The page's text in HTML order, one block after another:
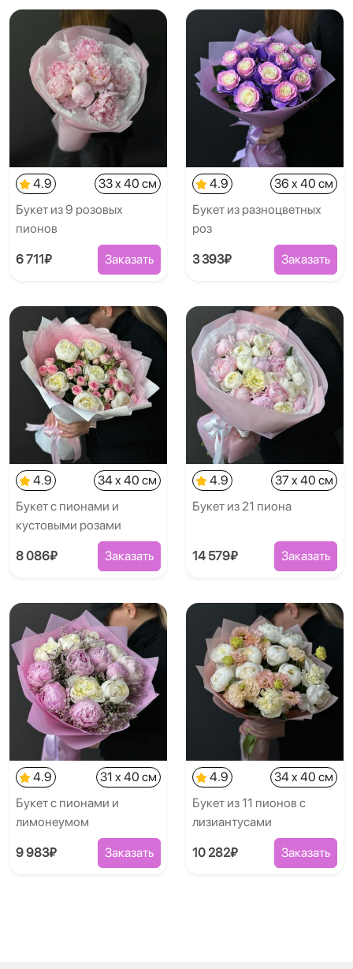
4.9
33 x 40 см
Букет из 9 розовых
пионов
6 711₽ Заказать
4.9
36 x 40 см
Букет из разноцветных
роз
3 393₽ Заказать
4.9
34 x 40 см
Букет с пионами и
кустовыми розами
8 086₽ Заказать
4.9
37 x 40 см
Букет из 21 пиона
14 579₽ Заказать
4.9
31 x 40 см
Букет с пионами и
лимонеумом
9 983₽ Заказать
4.9
34 x 40 см
Букет из 11 пионов с
лизиантусами
10 282₽ Заказать